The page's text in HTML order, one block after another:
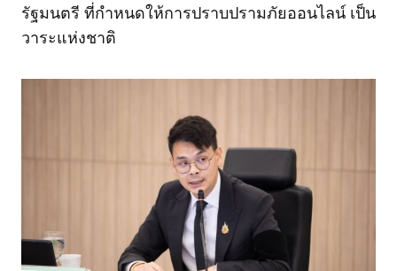
รัฐมนตรี ที่กำหนดให้การปราบปรามภัยออนไลน์ เป็น
วาระแห่งชาติ